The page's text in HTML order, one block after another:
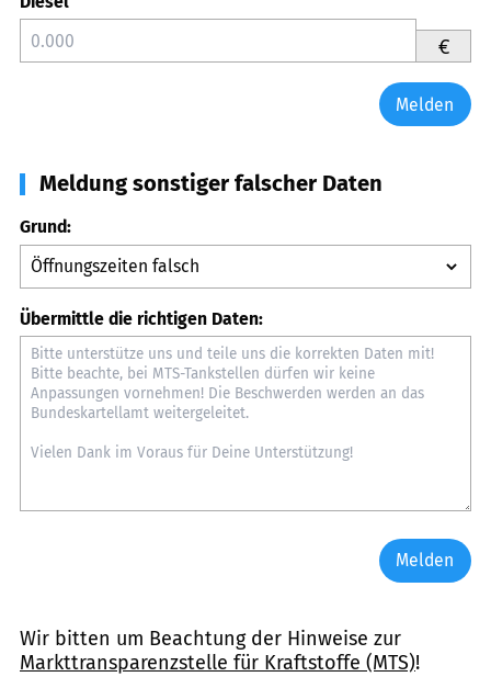
€
Melden
Meldung sonstiger falscher Daten
Grund:
Übermittle die richtigen Daten:
Melden
Wir bitten um Beachtung der Hinweise zur
Markttransparenzstelle für Kraftstoffe (MTS)!